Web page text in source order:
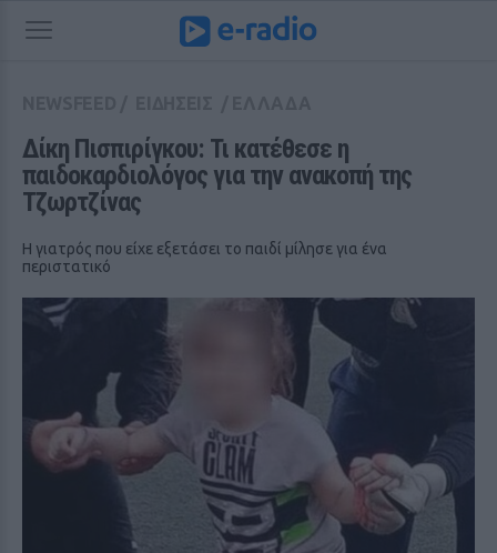
Δίκη Πισπιρίγκου: Τι κατέθεσε η
παιδοκαρδιολόγος για την ανακοπή της
Τζωρτζίνας
Η γιατρός που είχε εξετάσει το παιδί μίλησε για ένα
περιστατικό